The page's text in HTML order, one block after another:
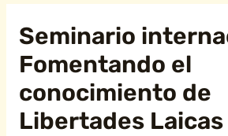
Seminario
Fomentando el
conocimiento de
Libertades Laicas